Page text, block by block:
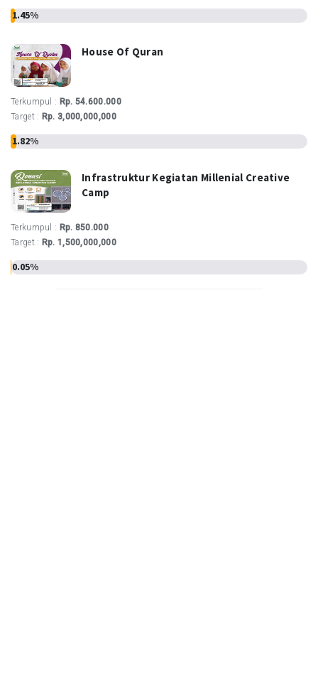
1.45%
House Of Quran
Terkumpul : Rp. 54.600.000
Target : Rp. 3,000,000,000
1.82%
Infrastruktur Kegiatan Millenial Creative
Camp
Terkumpul : Rp. 850.000
Target : Rp. 1,500,000,000
0.05%